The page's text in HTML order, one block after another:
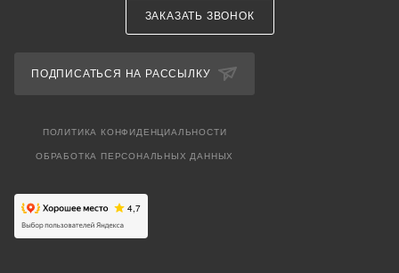
ЗАКАЗАТЬ ЗВОНОК
ПОДПИСАТЬСЯ НА РАССЫЛКУ
ПОЛИТИКА КОНФИДЕНЦИАЛЬНОСТИ
ОБРАБОТКА ПЕРСОНАЛЬНЫХ ДАННЫХ